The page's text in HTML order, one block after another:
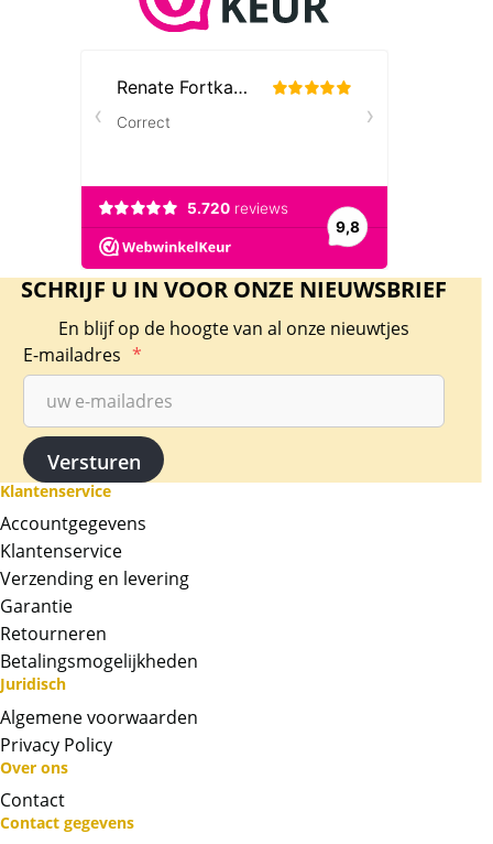
SCHRIJF U IN VOOR ONZE NIEUWSBRIEF
En blijf op de hoogte van al onze nieuwtjes
E-mailadres *
Klantenservice
Accountgegevens
Klantenservice
Verzending en levering
Garantie
Retourneren
Betalingsmogelijkheden
Juridisch
Algemene voorwaarden
Privacy Policy
Over ons
Contact
Contact gegevens